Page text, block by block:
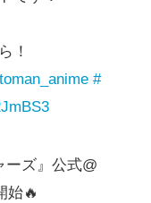
！
#
ズ』公式@
始🔥